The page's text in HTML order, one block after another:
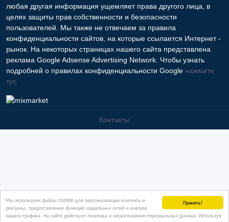
Принять!
Мы используем файлы cookie для персонализации контента и
рекламы, предоставления функций социальных сетей и анализа
нашего трафика. На сайте действует политика о неразглашении персональных данных. Используя
любая другая информация ущемляет права другого лица, в
целях защиты прав собственности и безопасности
пользователей. Мы также не отвечаем за правила
конфиденциальности сайтов, на которые ссылается Интернет -
рынок. На некоторых страницах нашего сайта представлена
реклама Google Adsense Advertising Network. Чтобы узнать
подробней о правилах конфиденциальности Google нажмите
тут.
Контакты